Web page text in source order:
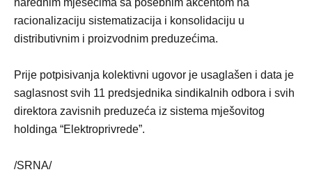
racionalizaciju sistematizacija i konsolidaciju u
distributivnim i proizvodnim preduzećima.
Prije potpisivanja kolektivni ugovor je usaglašen i data je
saglasnost svih 11 predsjednika sindikalnih odbora i svih
direktora zavisnih preduzeća iz sistema mješovitog
holdinga “Elektroprivrede”.
/SRNA/